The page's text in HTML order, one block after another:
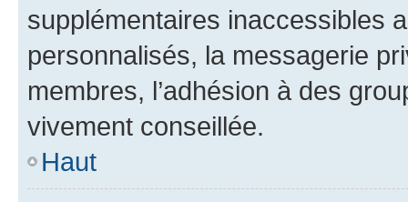
supplémentaires inaccessibles
personnalisés, la messagerie
membres, l’adhésion à des
vivement conseillée.
Haut